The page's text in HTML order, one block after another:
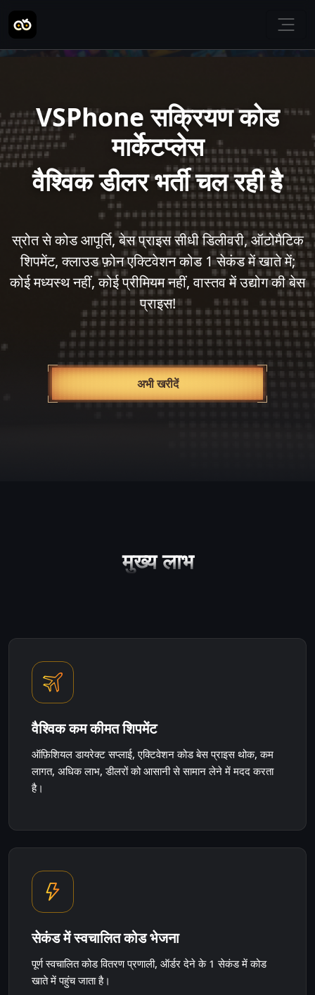
VSPhone सक्रियण कोड
मार्केटप्लेस
वैश्विक डीलर भर्ती चल रही है
स्रोत से कोड आपूर्ति, बेस प्राइस सीधी डिलीवरी, ऑटोमैटिक
शिपमेंट, क्लाउड फ़ोन एक्टिवेशन कोड 1 सेकंड में खाते में;
कोई मध्यस्थ नहीं, कोई प्रीमियम नहीं, वास्तव में उद्योग की बेस
प्राइस!
अभी खरीदें
मुख्य लाभ
वैश्विक कम कीमत शिपमेंट
ऑफ़िशियल डायरेक्ट सप्लाई, एक्टिवेशन कोड बेस प्राइस थोक, कम
लागत, अधिक लाभ, डीलरों को आसानी से सामान लेने में मदद करता
है।
सेकंड में स्वचालित कोड भेजना
पूर्ण स्वचालित कोड वितरण प्रणाली, ऑर्डर देने के 1 सेकंड में कोड
खाते में पहुंच जाता है।